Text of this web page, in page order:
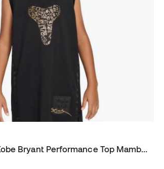
Maillot Enfant Kobe Bryant Performance Top Mamba Day